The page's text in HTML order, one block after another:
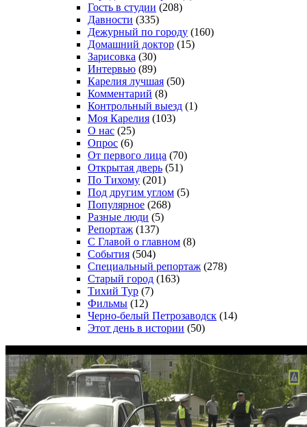
Гость в студии (208)
Давности (335)
Дежурный по городу (160)
Домашний доктор (15)
Зарисовка (30)
Интервью (89)
Карелия лучшая (50)
Комментарий (8)
Контрольный выезд (1)
Моя Карелия (103)
О нас (25)
Опрос (6)
От первого лица (70)
Открытая дверь (51)
По Тихому (201)
Под другим углом (5)
Популярное (268)
Разные люди (5)
Репортаж (137)
С Главой о главном (8)
События (504)
Специальный репортаж (278)
Старый город (163)
Тихий Тур (7)
Фильмы (12)
Черно-белый Петрозаводск (14)
Этот день в истории (50)